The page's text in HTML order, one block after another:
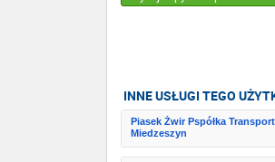
INNE USŁUGI TEGO
Piasek Żwir Pspółka
Miedzeszyn